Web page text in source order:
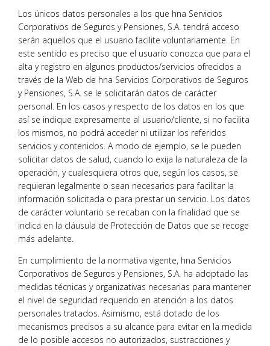
Los únicos datos personales a los que hna Servicios
Corporativos de Seguros y Pensiones, S.A. tendrá acceso
serán aquellos que el usuario facilite voluntariamente. En
este sentido es preciso que el usuario conozca que para el
alta y registro en algunos productos/servicios ofrecidos a
través de la Web de hna Servicios Corporativos de Seguros
y Pensiones, S.A. se le solicitarán datos de carácter
personal. En los casos y respecto de los datos en los que
así se indique expresamente al usuario/cliente, si no facilita
los mismos, no podrá acceder ni utilizar los referidos
servicios y contenidos. A modo de ejemplo, se le pueden
solicitar datos de salud, cuando lo exija la naturaleza de la
operación, y cualesquiera otros que, según los casos, se
requieran legalmente o sean necesarios para facilitar la
información solicitada o para prestar un servicio. Los datos
de carácter voluntario se recaban con la finalidad que se
indica en la cláusula de Protección de Datos que se recoge
más adelante.
En cumplimiento de la normativa vigente, hna Servicios
Corporativos de Seguros y Pensiones, S.A. ha adoptado las
medidas técnicas y organizativas necesarias para mantener
el nivel de seguridad requerido en atención a los datos
personales tratados. Asimismo, está dotado de los
mecanismos precisos a su alcance para evitar en la medida
de lo posible accesos no autorizados, sustracciones y